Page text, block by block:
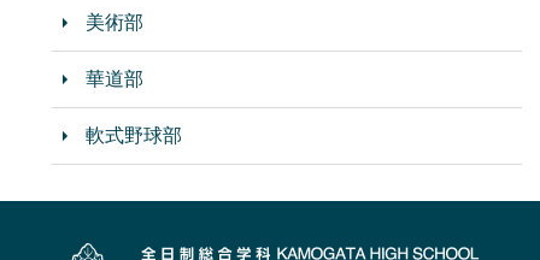
美術部
華道部
軟式野球部